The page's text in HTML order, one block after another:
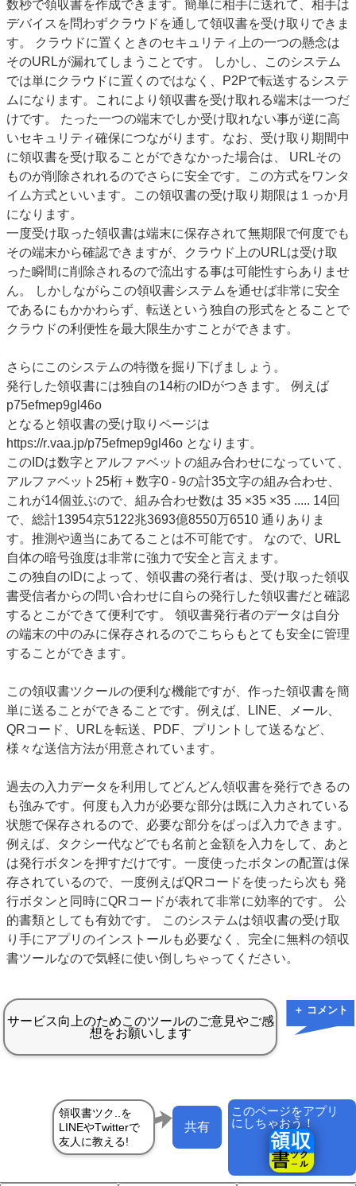
数秒で領収書を作成できます。簡単に相手に送れて、相手は
デバイスを問わずクラウドを通して領収書を受け取りできま
す。 クラウドに置くときのセキュリティ上の一つの懸念は
そのURLが漏れてしまうことです。 しかし、このシステム
では単にクラウドに置くのではなく、P2Pで転送するシステ
ムになります。これにより領収書を受け取れる端末は一つだ
けです。 たった一つの端末でしか受け取れない事が逆に高
いセキュリティ確保につながります。なお、受け取り期間中
に領収書を受け取ることができなかった場合は、 URLその
ものが削除されれるのでさらに安全です。この方式をワンタ
イム方式といいます。この領収書の受け取り期限は１っか月
になります。
一度受け取った領収書は端末に保存されて無期限で何度でも
その端末から確認できますが、クラウド上のURLは受け取
った瞬間に削除されるので流出する事は可能性すらありませ
ん。 しかしながらこの領収書システムを通せば非常に安全
であるにもかかわらず、転送という独自の形式をとることで
クラウドの利便性を最大限生かすことができます。
さらにこのシステムの特徴を掘り下げましょう。
発行した領収書には独自の14桁のIDがつきます。 例えば
p75efmep9gl46o
となると領収書の受け取りページは
https://r.vaa.jp/p75efmep9gl46o となります。
このIDは数字とアルファベットの組み合わせになっていて、
アルファベット25桁 + 数字0 - 9の計35文字の組み合わせ、
これが14個並ぶので、組み合わせ数は 35 ×35 ×35 ..... 14回
で、総計13954京5122兆3693億8550万6510 通りありま
す。推測や適当にあてることは不可能です。 なので、URL
自体の暗号強度は非常に強力で安全と言えます。
この独自のIDによって、領収書の発行者は、受け取った領収
書受信者からの問い合わせに自らの発行した領収書だと確認
するとこができて便利です。 領収書発行者のデータは自分
の端末の中のみに保存されるのでこちらもとても安全に管理
することができます。
この領収書ツクールの便利な機能ですが、作った領収書を簡
単に送ることができることです。例えば、LINE、メール、
QRコード、URLを転送、PDF、プリントして送るなど、
様々な送信方法が用意されています。
過去の入力データを利用してどんどん領収書を発行できるの
も強みです。何度も入力が必要な部分は既に入力されている
状態で保存されるので、必要な部分をぱっぱ入力できます。
例えば、タクシー代などでも名前と金額を入力をして、あと
は発行ボタンを押すだけです。一度使ったボタンの配置は保
存されているので、一度例えばQRコードを使ったら次も 発
行ボタンと同時にQRコードが表れて非常に効率的です。 公
的書類としても有効です。 このシステムは領収書の受け取
り手にアプリのインストールも必要なく、完全に無料の領収
書ツールなので気軽に使い倒しちゃってください。
＋ コメント
このページをアプリ
にしちゃおう！
共有